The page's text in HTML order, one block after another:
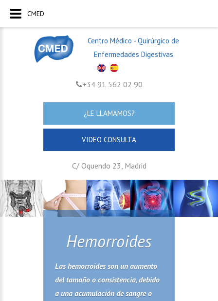
Centro Médico - Quirúrgico de
Enfermedades Digestivas
+34 91 562 02 90
¿LE LLAMAMOS?
VIDEO CONSULTA
C/ Oquendo 23, Madrid
Hemorroides
Las hemorroides son un aumento
del tamaño o consistencia, debido
a una acumulación de sangre o
CMED